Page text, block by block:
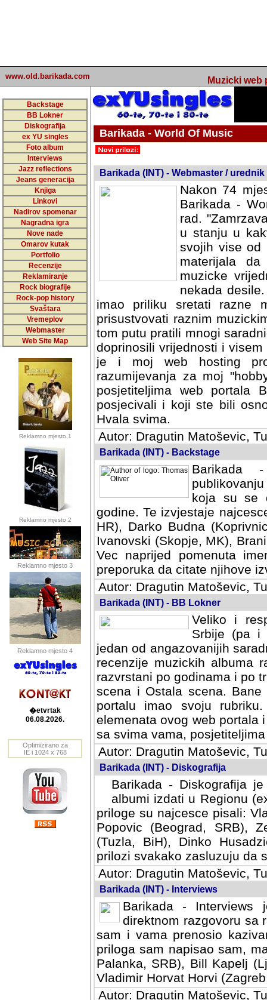
www.old.barikada.com Muzicki web
Backstage
BB Lokner
Diskografija
ex YU singles
Foto album
Interviews
Jazz reflections
Jeans generacija
Knjiga
Linkovi
Nadirov spomenar
Nagradna igra
Nove nade
Omarov kutak
Portfolio
Recenzije
Reklamiranje
Rock biografije
Rock-pop history
Svaštara
Vremeplov
Webmaster
Web Site Map
Reklamno mjesto 1
Reklamno mjesto 2
Reklamno mjesto 3
Reklamno mjesto 4
�etvrtak
06.08.2026.
Optimizirano za
IE i 1024 x 768
Barikada - World Of Music
Barikada (INT) - Webmaster / urednik
Nakon 74
Barikada -
rad.
u stanju u
svojih vise od
materijala
muzicke
nekada
imao priliku sretati razne
prisustvovati raznim
tom putu pratili mnogi
doprinosili vrijednosti i
je i moj web hosting
razumijevanja za moj
posjetiteljima web portala
posjecivali i koji ste bili
Hvala svima.
Autor: Dragutin Matoševic,
Barikada (INT) - Backstage
Barikada
koja su se
godine. Te izvjestaje
HR), Darko Budna
Ivanovski (Skopje, MK),
Vec naprijed pomenuta
preporuka da citate njihove
Autor: Dragutin Matoševic,
Barikada (INT) - BB Lokner
Veliko i
Srbije (pa i
jedan od angazovanijih
recenzije muzickih albuma
razvrstani po godinama i po
scena i Ostala scena.
portalu imao svoju
elemenata ovog web portala
sa svima vama,
Autor: Dragutin Matoševic,
Barikada (INT) - Diskografija
Barikada - Diskografija
albumi izdati u Regionu
priloge su najcesce pisali:
Popovic (Beograd, SRB),
(Tuzla, BiH), Dinko
prilozi svakako zasluzuju da
Autor: Dragutin Matoševic,
Barikada (INT) - Interviews
Barikada -
direktnom razgovoru sa
sam i vama prenosio
priloga sam napisao sam,
Palanka, SRB), Bill Kapelj
Vladimir Horvat Horvi
Autor: Dragutin Matoševic,